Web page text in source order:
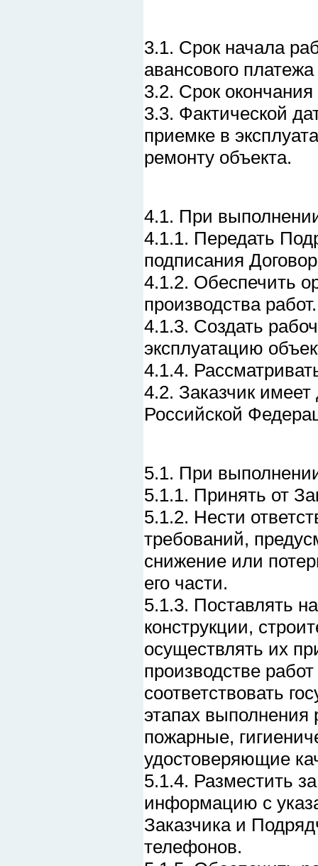
3.1. Срок начала
авансового
3.2. Срок
3.3. Фактической
приемке в
ремонту объекта.
4.1. При
4.1.1. Передать
подписания
4.1.2. Обеспечить
производства работ.
4.1.3. Создать
эксплуатацию
4.1.4.
4.2. Заказчик
Российской
5.1. При
5.1.1. Принять от
5.1.2. Нести
требований,
снижение или
его части.
5.1.3. Поставлять
конструкции,
осуществлять их
производстве
соответствовать
этапах выполнения
пожарные,
удостоверяющие
5.1.4. Разместить
информацию с
Заказчика и
телефонов.